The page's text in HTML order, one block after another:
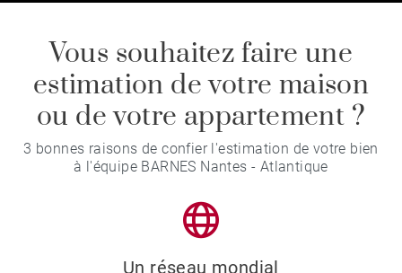
Vous souhaitez faire une
estimation de votre maison
ou de votre appartement ?
3 bonnes raisons de confier l'estimation de votre bien
à l'équipe BARNES Nantes - Atlantique
Un réseau mondial